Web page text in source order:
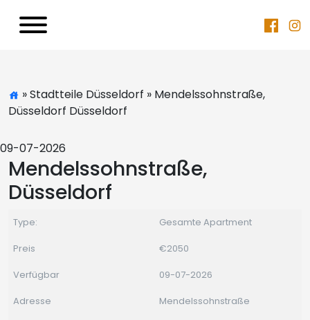
» Stadtteile Düsseldorf » Mendelssohnstraße,
Düsseldorf Düsseldorf
09-07-2026
Mendelssohnstraße,
Düsseldorf
Type:
Gesamte Apartment
Preis
€2050
Verfügbar
09-07-2026
Adresse
Mendelssohnstraße